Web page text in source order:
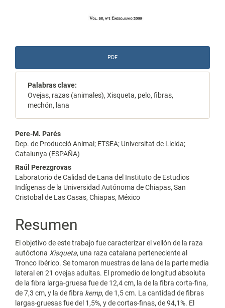
PDF
Palabras clave:
Ovejas, razas (animales), Xisqueta, pelo, fibras,
mechón, lana
Contenido
principal
del
artículo
Pere-M. Parés
Dep. de Producció Animal; ETSEA; Universitat de Lleida;
Catalunya (ESPAÑA)
Raúl Perezgrovas
Laboratorio de Calidad de Lana del Instituto de Estudios
Indígenas de la Universidad Autónoma de Chiapas, San
Cristobal de Las Casas, Chiapas, México
Resumen
El objetivo de este trabajo fue caracterizar el vellón de la raza
autóctona Xisqueta, una raza catalana perteneciente al
Tronco Ibérico. Se tomaron muestras de lana de la parte media
lateral en 21 ovejas adultas. El promedio de longitud absoluta
de la fibra larga-gruesa fue de 12,4 cm, la de la fibra corta-fina,
de 7,3 cm, y la de fibra kemp, de 1,5 cm. La cantidad de fibras
largas-gruesas fue del 1,5%, y de cortas-finas, de 94,1%. El